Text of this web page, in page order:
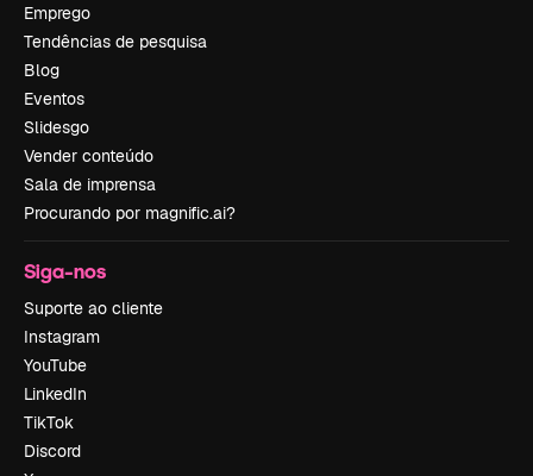
Emprego
Tendências de pesquisa
Blog
Eventos
Slidesgo
Vender conteúdo
Sala de imprensa
Procurando por magnific.ai?
Siga-nos
Suporte ao cliente
Instagram
YouTube
LinkedIn
TikTok
Discord